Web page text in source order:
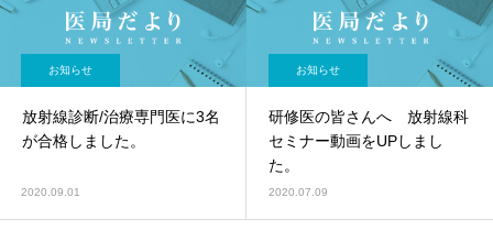
お知らせ
放射線診断/治療専門医に3名
が合格しました。
2020.09.01
お知らせ
研修医の皆さんへ 放射線科
セミナー動画をUPしまし
た。
2020.07.09